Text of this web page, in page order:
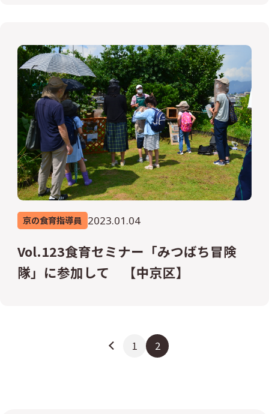
京の食育指導員 2023.01.04
Vol.123食育セミナー「みつばち冒険
隊」に参加して 【中京区】
1 2